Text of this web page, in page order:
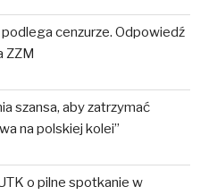
cenzurze. Odpowiedź
ZZM
szansa, aby zatrzymać
na polskiej kolei”
o pilne spotkanie w